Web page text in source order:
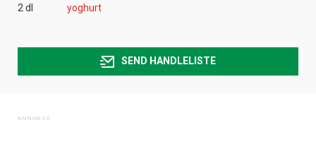
2 dl
yoghurt
SEND HANDLELISTE